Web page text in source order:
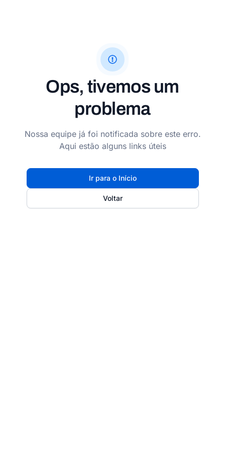
Ops, tivemos um
problema
Nossa equipe já foi notificada sobre este erro.
Aqui estão alguns links úteis
Ir para o Início
Voltar